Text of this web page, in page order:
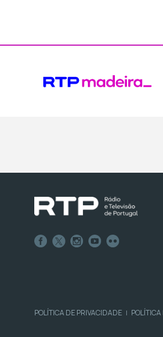
POLÍTICA DE PRIVACIDADE | POLÍTICA